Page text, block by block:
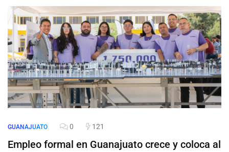
GUANAJUATO 0 121
Empleo formal en Guanajuato crece y coloca al